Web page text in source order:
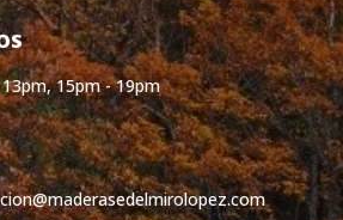
15pm - 19pm